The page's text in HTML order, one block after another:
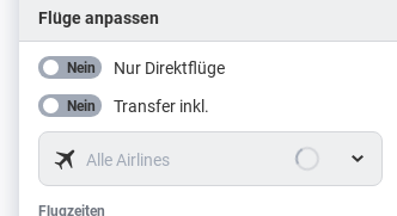
Flüge anpassen
Nein Nur Direktflüge
Nein Transfer inkl.
Alle Airlines
Flugzeiten
Flugzeiten